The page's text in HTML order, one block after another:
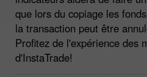
que lors du copiage les
la transaction peut être
Profitez de l'expérience des
d'InstaTrade!